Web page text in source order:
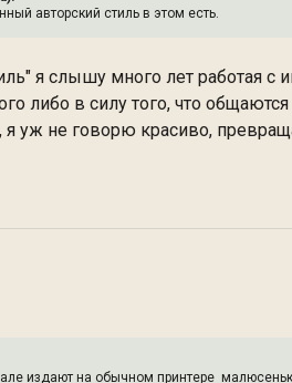
авторский стиль в этом есть.
я слышу много лет работая
либо в силу того, что
я уж не говорю красиво,
издают на обычном принтере